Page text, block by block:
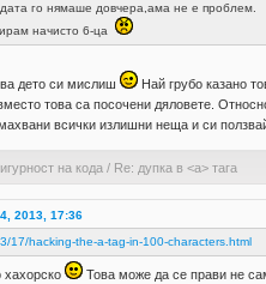
го нямаше довчера,ама не е проблем.
начисто 6-ца
дето си мислиш
Най грубо казано
това са посочени дяловете.
всички излишни неща и си
на кода / Re: дупка в <a> тага
2013, 17:36
17/hacking-the-a-tag-in-100-characters.html
хахорско
Това може да се прави не